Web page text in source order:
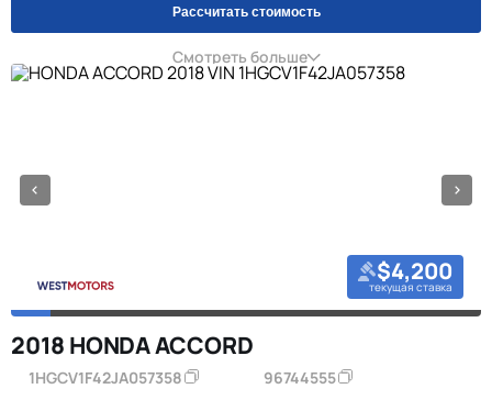
Рассчитать стоимость
Смотреть больше
$4,200
текущая ставка
2018 HONDA ACCORD
1HGCV1F42JA057358 96744555